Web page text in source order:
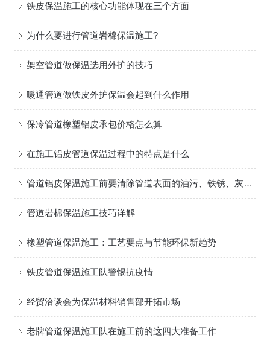
铁皮保温施工的核心功能体现在三个方面
为什么要进行管道岩棉保温施工?
架空管道做保温选用外护的技巧
暖通管道做铁皮外护保温会起到什么作用
保冷管道橡塑铝皮承包价格怎么算
在施工铝皮管道保温过程中的特点是什么
管道铝皮保温施工前要清除管道表面的油污、铁锈、灰尘等杂物
管道岩棉保温施工技巧详解
橡塑管道保温施工：工艺要点与节能环保新趋势
铁皮管道保温施工队警惕抗疫情
经贸洽谈会为保温材料销售部开拓市场
老牌管道保温施工队在施工前的这四大准备工作